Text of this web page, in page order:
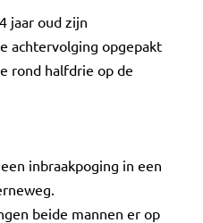
jaar oud zijn
achtervolging opgepakt
rond halfdrie op de
inbraakpoging in een
beide mannen er op